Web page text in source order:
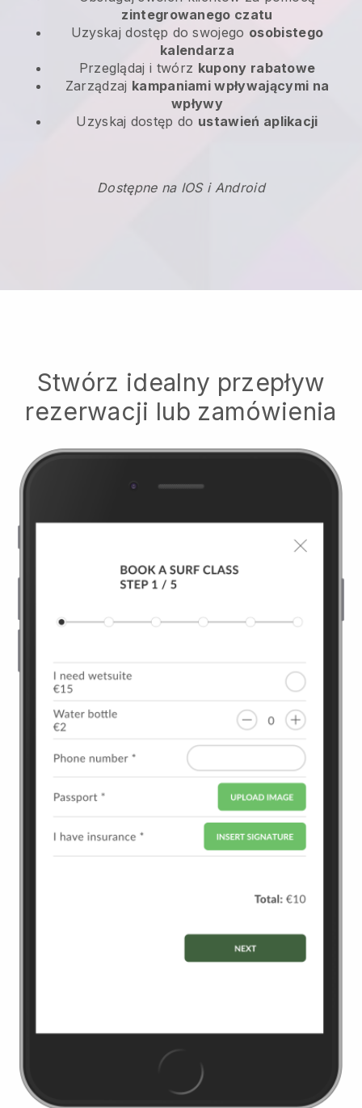
zintegrowanego czatu
Uzyskaj dostęp do swojego osobistego
kalendarza
Przeglądaj i twórz kupony rabatowe
Zarządzaj kampaniami wpływającymi na
wpływy
Uzyskaj dostęp do ustawień aplikacji
Dostępne na IOS i Android
Stwórz idealny przepływ
rezerwacji lub zamówienia